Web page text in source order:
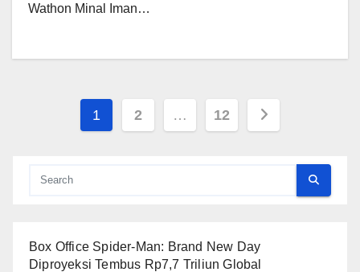
Wathon Minal Iman…
Paginasi
1 2 … 12
Box Office Spider-Man: Brand New Day
Diproyeksi Tembus Rp7,7 Triliun Global